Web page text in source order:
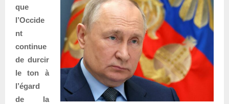
que
l’Occide
nt
continue
de durcir
le ton à
l’égard
de la